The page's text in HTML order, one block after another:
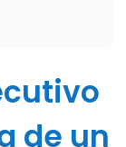
de un